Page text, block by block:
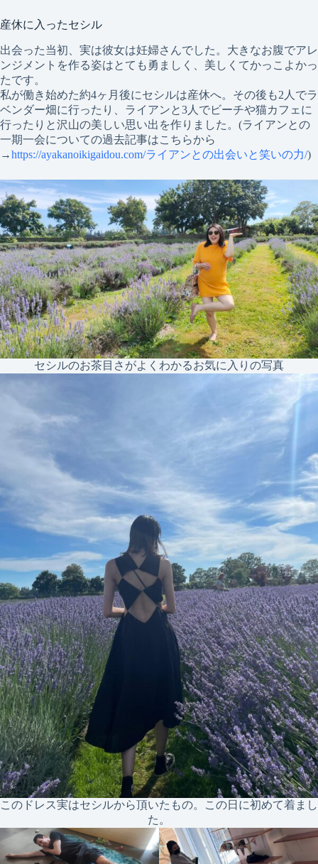
産休に入ったセシル
出会った当初、実は彼女は妊婦さんでした。大きなお腹でアレ
ンジメントを作る姿はとても勇ましく、美しくてかっこよかっ
たです。
私が働き始めた約4ヶ月後にセシルは産休へ。その後も2人でラ
ベンダー畑に行ったり、ライアンと3人でビーチや猫カフェに
行ったりと沢山の美しい思い出を作りました。(ライアンとの
一期一会についての過去記事はこちらから
→https://ayakanoikigaidou.com/ライアンとの出会いと笑いの力/)
セシルのお茶目さがよくわかるお気に入りの写真
このドレス実はセシルから頂いたもの。この日に初めて着まし
た。